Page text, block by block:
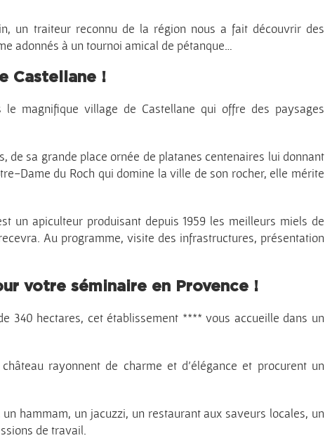
un traiteur reconnu de la région nous a fait découvrir des
adonnés à un tournoi amical de pétanque…
Castellane !
magnifique village de Castellane qui offre des paysages
de sa grande place ornée de platanes centenaires lui donnant
Dame du Roch qui domine la ville de son rocher, elle mérite
un apiculteur produisant depuis 1959 les meilleurs miels de
Au programme, visite des infrastructures, présentation
votre séminaire en Provence !
340 hectares, cet établissement **** vous accueille dans un
rayonnent de charme et d’élégance et procurent un
hammam, un jacuzzi, un restaurant aux saveurs locales, un
de travail.